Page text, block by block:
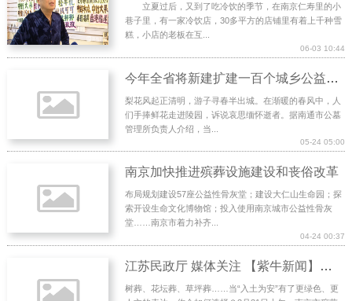
立夏过后，又到了吃冷饮的季节，在南京仁寿里的小
巷子里，有一家冷饮店，30多平方的店铺里有着上千种雪
糕，小店的老板在互...
06-03 10:44
今年全省将新建扩建一百个城乡公益性骨灰安放（葬）设施
梨花风起正清明，游子寻春半出城。在渐暖的春风中，人
们手捧鲜花走进陵园，诉说哀思缅怀逝者。据南通市公墓
管理所负责人介绍，当...
05-24 05:00
南京加快推进殡葬设施建设和丧俗改革
布局规划建设57座公益性骨灰堂；建设大仁山生命园；探
索开设生命文化博物馆；投入使用南京城市公益性骨灰
堂……南京市着力补齐...
04-24 00:37
江苏民政厅 媒体关注 【紫牛新闻】南京市举办2026年生态葬集体公祭仪式
树葬、花坛葬、草坪葬……当“入土为安”有了更绿色、更